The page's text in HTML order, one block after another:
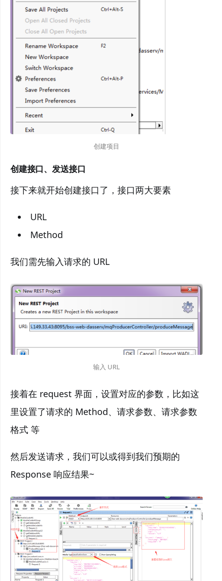
创建项目
创建接口、发送接口
接下来就开始创建接口了，接口两大要素
URL
Method
我们需先输入请求的 URL
输入 URL
接着在 request 界面，设置对应的参数，比如这
里设置了请求的 Method、请求参数、请求参数
格式 等
然后发送请求，我们可以或得到我们预期的
Response 响应结果~